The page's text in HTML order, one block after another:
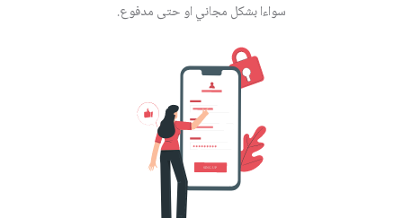
سواءا بشكل مجاني او حتى مدفوع.